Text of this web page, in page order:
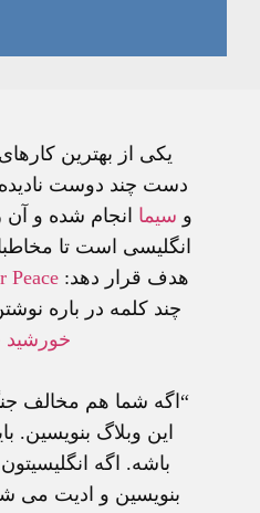
يکی از بهترين کارهای
دست چند دوست ناديده
و سيما انجام شده و آن
انگليسی است تا
هدف قرار دهد:Peace
چند کلمه در باره
خورشيد
“اگه شما هم مخالف
اين وبلاگ بنويسين.
باشه. اگه
بنويسين و اديت می